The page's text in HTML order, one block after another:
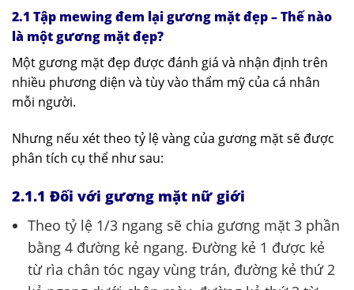
2.1 Tập mewing đem lại gương mặt đẹp – Thế nào
là một gương mặt đẹp?
Một gương mặt đẹp được đánh giá và nhận định trên
nhiều phương diện và tùy vào thẩm mỹ của cá nhân
mỗi người.
Nhưng nếu xét theo tỷ lệ vàng của gương mặt sẽ được
phân tích cụ thể như sau:
2.1.1 Đối với gương mặt nữ giới
Theo tỷ lệ 1/3 ngang sẽ chia gương mặt 3 phần
bằng 4 đường kẻ ngang. Đường kẻ 1 được kẻ
từ rìa chân tóc ngay vùng trán, đường kẻ thứ 2